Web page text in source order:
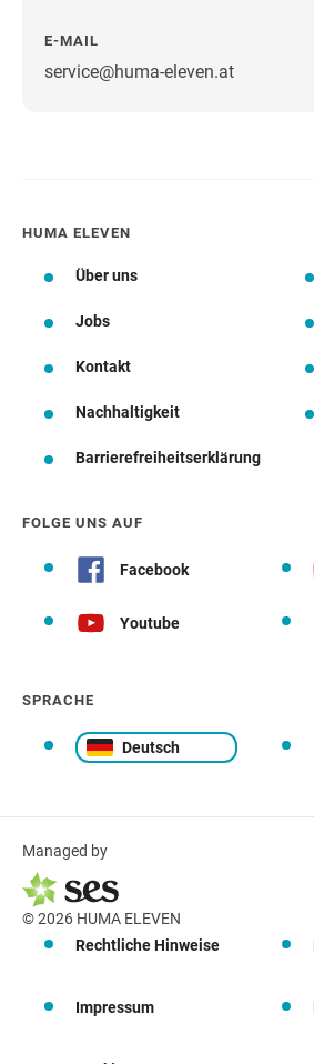
E-MAIL
service@huma-eleven.at
HUMA ELEVEN
Über uns
Jobs
Kontakt
Nachhaltigkeit
Barrierefreiheitserklärung
FOLGE UNS AUF
Facebook
Youtube
SPRACHE
Deutsch
Managed by
© 2026 HUMA ELEVEN
Rechtliche Hinweise
Impressum